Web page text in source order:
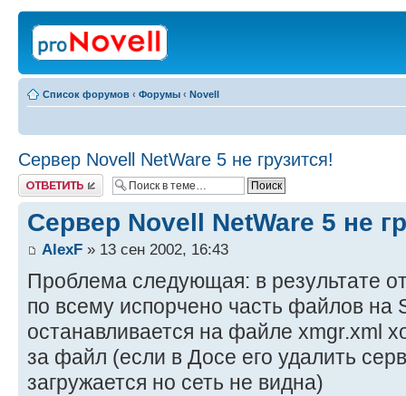
Список форумов ‹ Форумы ‹ Novell
Сервер Novell NetWare 5 не грузится!
Ответить
Сервер Novell NetWare 5 не
AlexF » 13 сен 2002, 16:43
Проблема следующая: в результате
по всему испорчено часть файлов на
останавливается на файле xmgr.xml
за файл (если в Досе его удалить
загружается но сеть не видна)